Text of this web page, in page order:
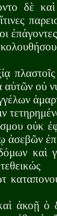
δὲ
αὐτῶν οὐ
οὐκ
ἀσεβῶν
καὶ
ἀκοῇ ὁ